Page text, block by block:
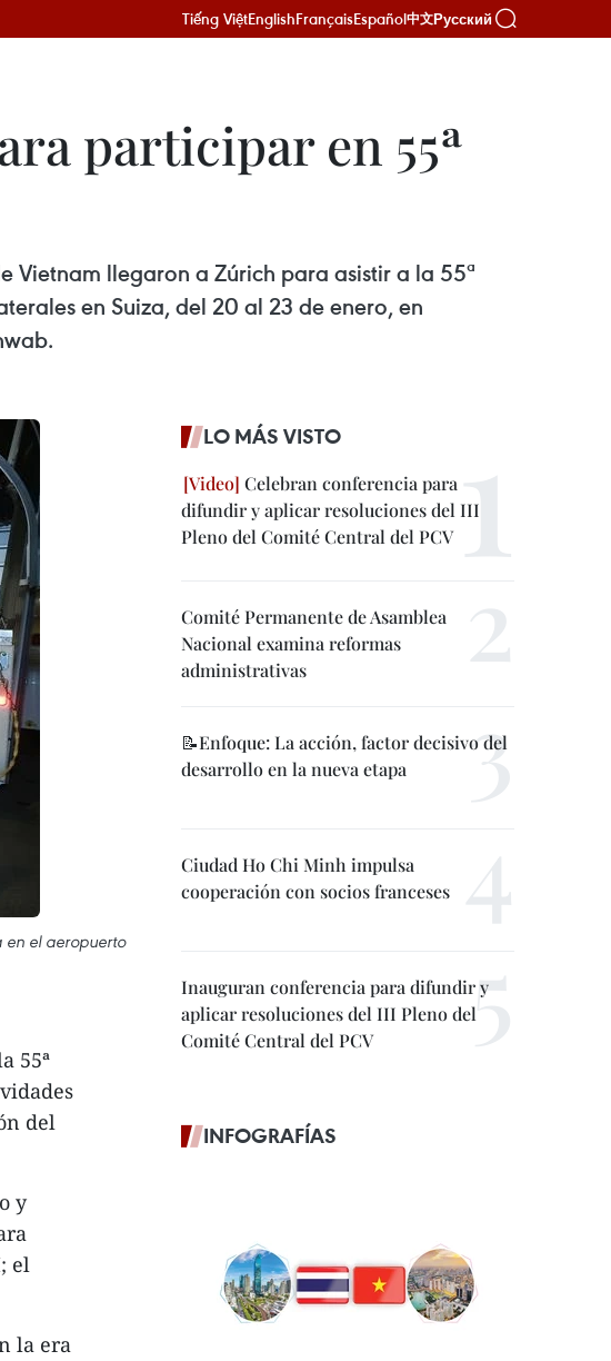
Tiếng ViệtEnglishFrançaisEspañol中文Русский
participar en 55ª
Vietnam llegaron a Zúrich para asistir a la 55ª
en Suiza, del 20 al 23 de enero, en
en el aeropuerto
55ª
del
y
el
la era
LO MÁS VISTO
Celebran conferencia para
difundir y aplicar resoluciones del III
Pleno del Comité Central del PCV
Comité Permanente de Asamblea
Nacional examina reformas
administrativas
📝Enfoque: La acción, factor decisivo del
desarrollo en la nueva etapa
Ciudad Ho Chi Minh impulsa
cooperación con socios franceses
Inauguran conferencia para difundir y
aplicar resoluciones del III Pleno del
Comité Central del PCV
INFOGRAFÍAS